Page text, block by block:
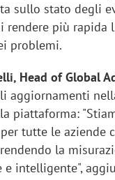
sullo stato degli
rendere più rapida
problemi.
Head of Global
aggiornamenti
piattaforma:
tutte le aziende
la
e intelligente",